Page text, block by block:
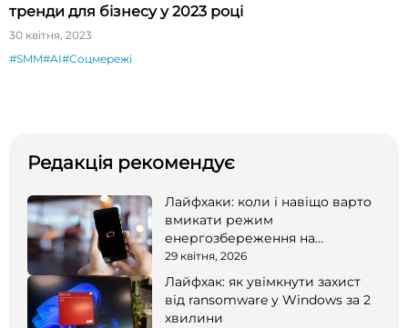
тренди для бізнесу у 2023 році
30 квітня, 2023
#SMM#AI#Соцмережі
Редакція рекомендує
Лайфхаки: коли і навіщо варто
вмикати режим
енергозбереження на
смартфоні
29 квітня, 2026
Лайфхак: як увімкнути захист
від ransomware у Windows за 2
хвилини